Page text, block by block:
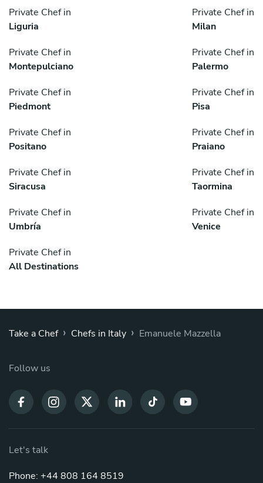
Private Chef in
Liguria
Private Chef in
Milan
Private Chef in
Montepulciano
Private Chef in
Palermo
Private Chef in
Piedmont
Private Chef in
Pisa
Private Chef in
Positano
Private Chef in
Praiano
Private Chef in
Siracusa
Private Chef in
Taormina
Private Chef in
Umbría
Private Chef in
Venice
Private Chef in
All Destinations
Take a Chef › Chefs in Italy › Emanuele Mazzella
Follow us
Let's talk
Phone: +44 808 164 8519